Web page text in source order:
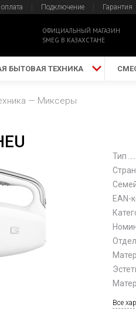
Подключение Гарантия
ОФИЦИАЛЬНЫЙ МАГАЗИН
SMEG В КАЗАХСТАНЕ
БЫТОВАЯ ТЕХНИКА
Миксеры
Тип
EAN-
Все